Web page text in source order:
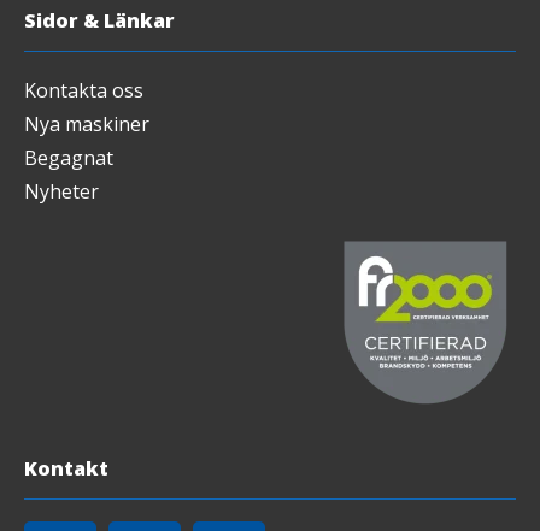
Sidor & Länkar
Kontakta oss
Nya maskiner
Begagnat
Nyheter
Kontakt